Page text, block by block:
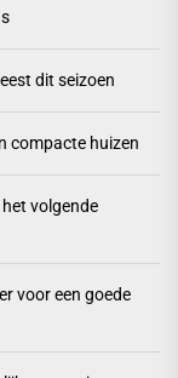
dit seizoen
compacte huizen
volgende
voor een goede